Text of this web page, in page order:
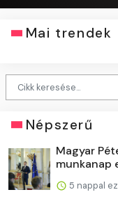
Mai trendek
Népszerű
Magyar
munkanap
5 nappal